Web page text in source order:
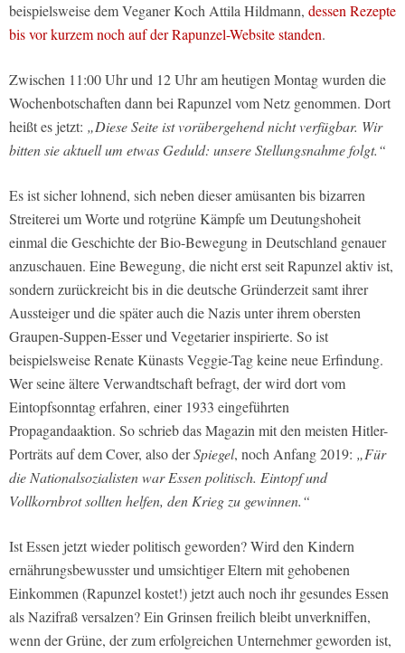
beispielsweise dem Veganer Koch Attila Hildmann, dessen Rezepte
bis vor kurzem noch auf der Rapunzel-Website standen.
Zwischen 11:00 Uhr und 12 Uhr am heutigen Montag wurden die
Wochenbotschaften dann bei Rapunzel vom Netz genommen. Dort
heißt es jetzt: „Diese Seite ist vorübergehend nicht verfügbar. Wir
bitten sie aktuell um etwas Geduld: unsere Stellungsnahme folgt.“
Es ist sicher lohnend, sich neben dieser amüsanten bis bizarren
Streiterei um Worte und rotgrüne Kämpfe um Deutungshoheit
einmal die Geschichte der Bio-Bewegung in Deutschland genauer
anzuschauen. Eine Bewegung, die nicht erst seit Rapunzel aktiv ist,
sondern zurückreicht bis in die deutsche Gründerzeit samt ihrer
Aussteiger und die später auch die Nazis unter ihrem obersten
Graupen-Suppen-Esser und Vegetarier inspirierte. So ist
beispielsweise Renate Künasts Veggie-Tag keine neue Erfindung.
Wer seine ältere Verwandtschaft befragt, der wird dort vom
Eintopfsonntag erfahren, einer 1933 eingeführten
Propagandaaktion. So schrieb das Magazin mit den meisten Hitler-
Porträts auf dem Cover, also derSpiegel, noch Anfang 2019: „Für
die Nationalsozialisten war Essen politisch. Eintopf und
Vollkornbrot sollten helfen, den Krieg zu gewinnen.“
Ist Essen jetzt wieder politisch geworden? Wird den Kindern
ernährungsbewusster und umsichtiger Eltern mit gehobenen
Einkommen (Rapunzel kostet!) jetzt auch noch ihr gesundes Essen
als Nazifraß versalzen? Ein Grinsen freilich bleibt unverkniffen,
wenn der Grüne, der zum erfolgreichen Unternehmer geworden ist,